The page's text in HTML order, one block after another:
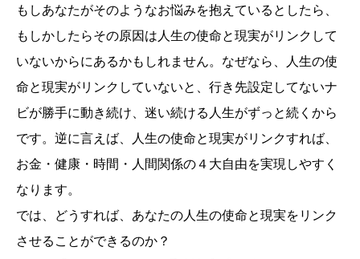
もしあなたがそのようなお悩みを抱えているとしたら、
もしかしたらその原因は人生の使命と現実がリンクして
いないからにあるかもしれません。なぜなら、人生の使
命と現実がリンクしていないと、行き先設定してないナ
ビが勝手に動き続け、迷い続ける人生がずっと続くから
です。逆に言えば、人生の使命と現実がリンクすれば、
お金・健康・時間・人間関係の４大自由を実現しやすく
なります。
では、どうすれば、あなたの人生の使命と現実をリンク
させることができるのか？